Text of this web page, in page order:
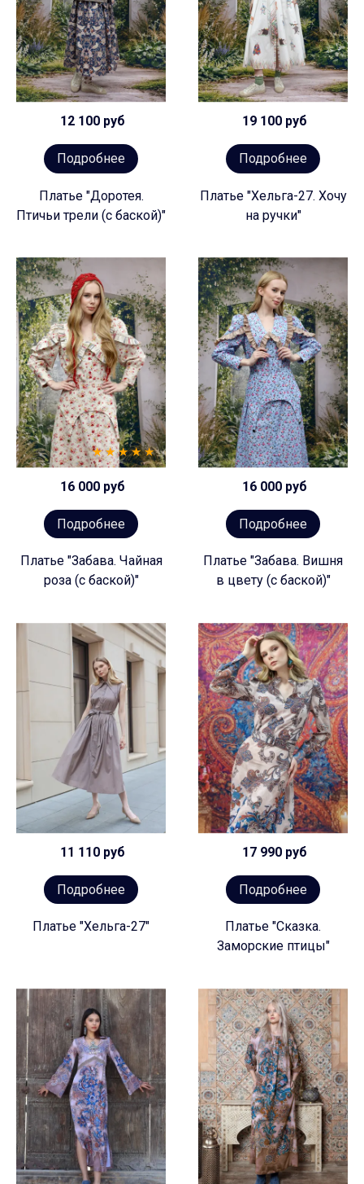
12 100 руб
Подробнее
Платье "Доротея.
Птичьи трели (с баской)"
19 100 руб
Подробнее
Платье "Хельга-27. Хочу
на ручки"
16 000 руб
Подробнее
Платье "Забава. Чайная
роза (с баской)"
16 000 руб
Подробнее
Платье "Забава. Вишня
в цвету (с баской)"
11 110 руб
Подробнее
Платье "Хельга-27"
17 990 руб
Подробнее
Платье "Сказка.
Заморские птицы"